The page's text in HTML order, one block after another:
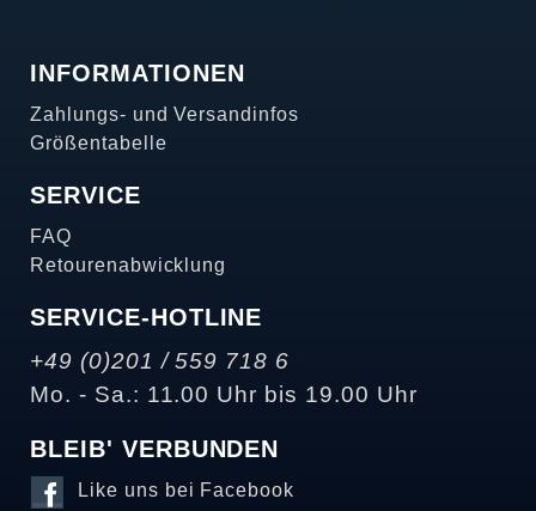
INFORMATIONEN
Zahlungs- und Versandinfos
Größentabelle
SERVICE
FAQ
Retourenabwicklung
SERVICE-HOTLINE
+49 (0)201 / 559 718 6
Mo. - Sa.: 11.00 Uhr bis 19.00 Uhr
BLEIB' VERBUNDEN
Like uns bei Facebook